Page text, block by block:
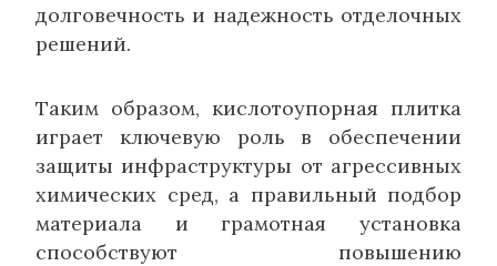
долговечность и надежность отделочных
решений.
Таким образом, кислотоупорная плитка
играет ключевую роль в обеспечении
защиты инфраструктуры от агрессивных
химических сред, а правильный подбор
материала и грамотная установка
способствуют повышению